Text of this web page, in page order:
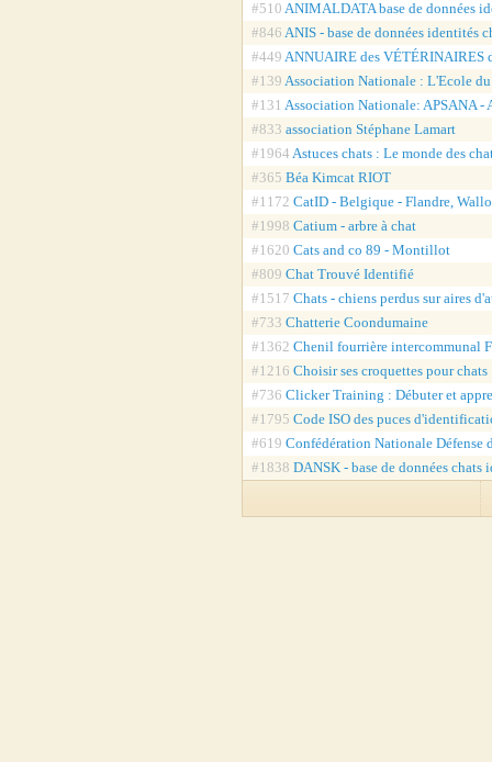
#510 ANIMALDATA base de données
#846 ANIS - base de données identités
#449 ANNUAIRE des VÉTÉRINAIRES
#139 Association Nationale : L'Ecole
#131 Association Nationale: APSANA -
#833 association Stéphane Lamart
#1964 Astuces chats : Le monde des
#365 Béa Kimcat RIOT
#1172 CatID - Belgique - Flandre,
#1998 Catium - arbre à chat
#1620 Cats and co 89 - Montillot
#809 Chat Trouvé Identifié
#1517 Chats - chiens perdus sur aires
#733 Chatterie Coondumaine
#1362 Chenil fourrière intercommunal
#1216 Choisir ses croquettes pour
#736 Clicker Training : Débuter et
#1795 Code ISO des puces
#619 Confédération Nationale Défense
#1838 DANSK - base de données chats